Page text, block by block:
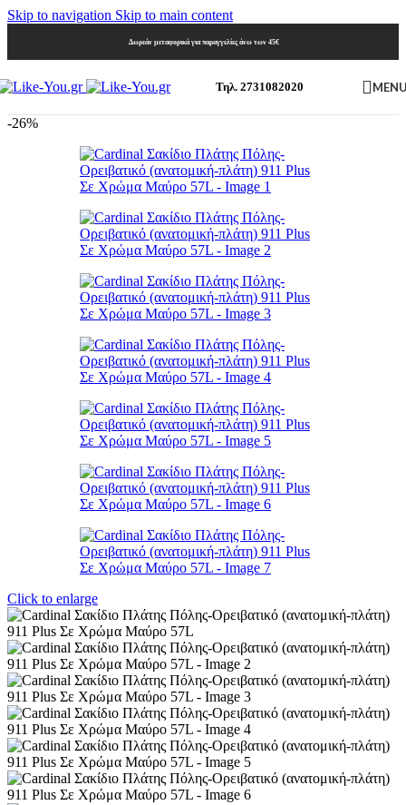
Skip to navigation Skip to main content
Δωρεάν μεταφορικά για παραγγελίες άνω των 45€
Τηλ. 2731082020
-26%
Click to enlarge